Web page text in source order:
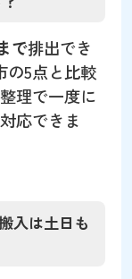
で排出でき
の5点と比較
理で一度に
応できま
入は土日も